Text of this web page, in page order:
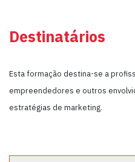
Destinatários
Esta formação destina-se a
empreendedores e outros
estratégias de marketing.